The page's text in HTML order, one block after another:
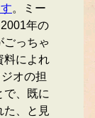
。ミー
年の
ごっちゃ
料によれ
オの担
で、既に
た、と見